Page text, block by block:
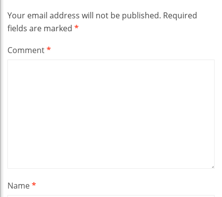
Your email address will not be published. Required
fields are marked *
Comment*
Name*